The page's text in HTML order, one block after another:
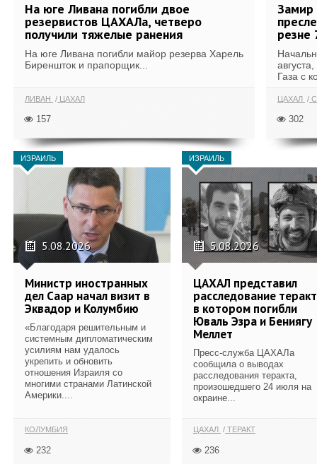
На юге Ливана погибли двое
резервистов ЦАХАЛа, четверо
получили тяжелые ранения
На юге Ливана погибли майор резерва Харель
Биреншток и прапорщик...
ЛИВАН ЦАХАЛ
157
Замир
резне
Газа с
ЦАХАЛ
302
ИЗРАИЛЬ
5.08.2026
Министр иностранных
дел Саар начал визит в
Эквадор и Колумбию
«Благодаря решительным и
системным дипломатическим
усилиям нам удалось
укрепить и обновить
отношения Израиля со
многими странами Латинской
Америки....
КОЛУМБИЯ
232
ИЗРАИЛЬ
5.08.2026
ЦАХАЛ представил
расследование
в котором погибли
Юваль Эзра и Бениягу
Меллет
Пресс-служба ЦАХАЛа
сообщила о выводах
расследования теракта,
произошедшего 24 июля на
окраине...
ЦАХАЛ ТЕРАКТ
236